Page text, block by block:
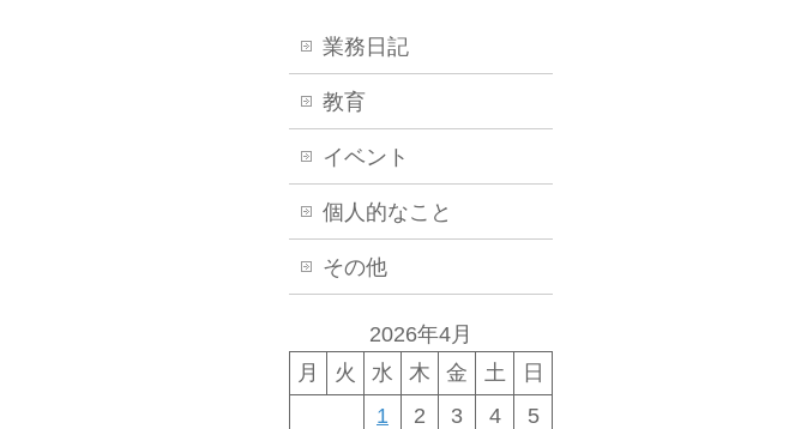
業務日記
教育
イベント
個人的なこと
その他
2026年4月
月
火 水 木 金 土
日
1
2 3 4
5